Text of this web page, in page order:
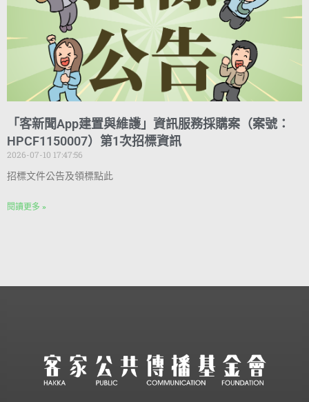
「客新聞App建置與維護」資訊服務採購案（案號：
HPCF1150007）第1次招標資訊
2026-07-10 17:47:56
招標文件公告及領標點此
閱讀更多 »